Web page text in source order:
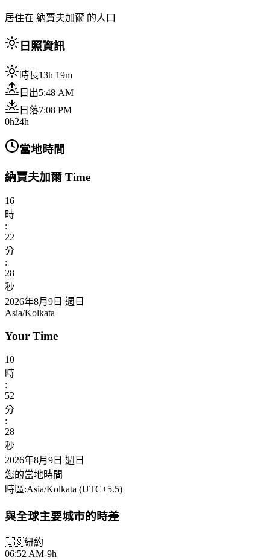
居住在 納賈夫加爾 的人口
日照資訊
時長13h 19m
日出5:48 AM
日落7:08 PM
0h24h
當地時間
納賈夫加爾 Time
16
時
:
22
分
:
30
秒
2026年8月9日 週日
Asia/Kolkata
Your Time
10
時
:
52
分
:
30
秒
2026年8月9日 週日
您的當地時間
時區:Asia/Kolkata (UTC+5.5)
與全球主要城市的時差
🇺🇸紐約
06:52 AM-9h